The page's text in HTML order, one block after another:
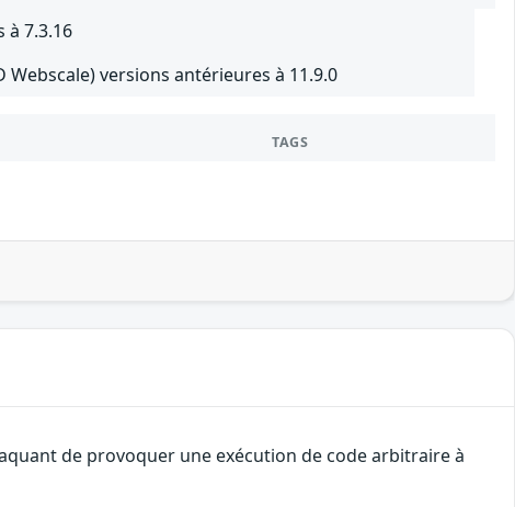
7.3.16
versions antérieures à 11.9.0
TAGS
de provoquer une exécution de code arbitraire à